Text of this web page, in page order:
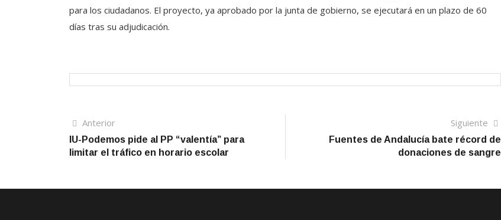
para los ciudadanos. El proyecto, ya aprobado por la junta de gobierno, se ejecutará en un plazo de 60
días tras su adjudicación.
Navegación
de
AnteriorArtículo
anterior
IU-Podemos pide al PP “valentía” para
limitar el tráfico en horario escolar
Siguiente
Fuentes de Andalucía bate récord de
donaciones de sangre